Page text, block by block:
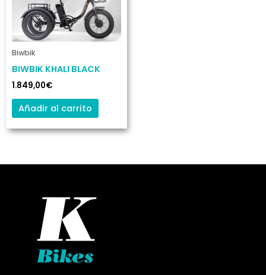
Biwbik
BIWBIK KHALI BLACK
1.849,00€
Añadir al carrito